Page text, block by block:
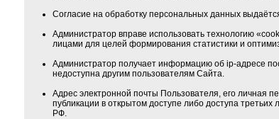
Согласие на обработку персональных данных
Администратор вправе использовать технологию
лицами для целей формирования статистики и
Администратор получает информацию об ip-адресе
недоступна другим пользователям Сайта.
Адрес электронной почты Пользователя, его личная
публикации в открытом доступе либо доступа
РФ.